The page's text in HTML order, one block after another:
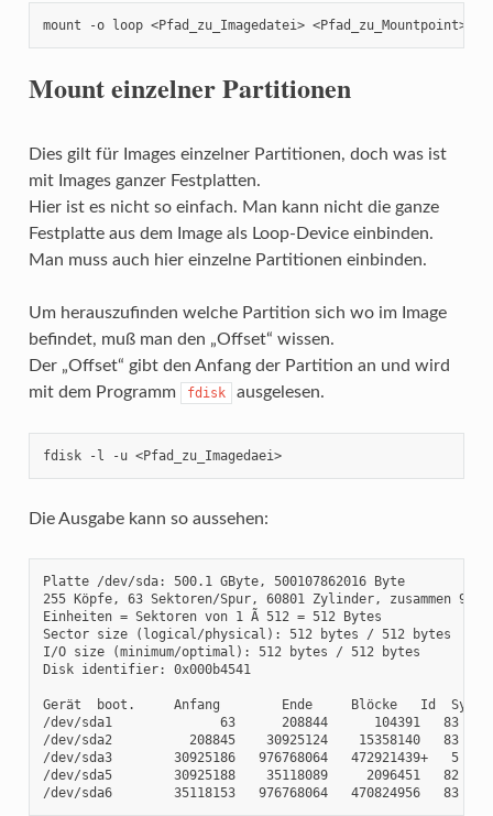
mount -o loop <Pfad_zu_Imagedatei> <Pfad_zu_Mountpoint>
Mount einzelner Partitionen
Dies gilt für Images einzelner Partitionen, doch was ist
mit Images ganzer Festplatten.
Hier ist es nicht so einfach. Man kann nicht die ganze
Festplatte aus dem Image als Loop-Device einbinden.
Man muss auch hier einzelne Partitionen einbinden.
Um herauszufinden welche Partition sich wo im Image
befindet, muß man den „Offset“ wissen.
Der „Offset“ gibt den Anfang der Partition an und wird
mit dem Programm
fdisk ausgelesen.
fdisk -l -u <Pfad_zu_Imagedaei>
Die Ausgabe kann so aussehen:
Platte /dev/sda: 500.1 GByte, 500107862016 Byte
255 Köpfe, 63 Sektoren/Spur, 60801 Zylinder, zusammen
Einheiten = Sektoren von 1 Ã 512 = 512 Bytes
Sector size (logical/physical): 512 bytes / 512 bytes
I/O size (minimum/optimal): 512 bytes / 512 bytes
Disk identifier: 0x000b4541
Gerät  boot.     Anfang        Ende     Blöcke   Id
/dev/sda1              63      208844      104391   83
/dev/sda2          208845    30925124    15358140   83
/dev/sda3        30925186   976768064   472921439+   5
/dev/sda5        30925188    35118089     2096451   82
/dev/sda6        35118153   976768064   470824956   83